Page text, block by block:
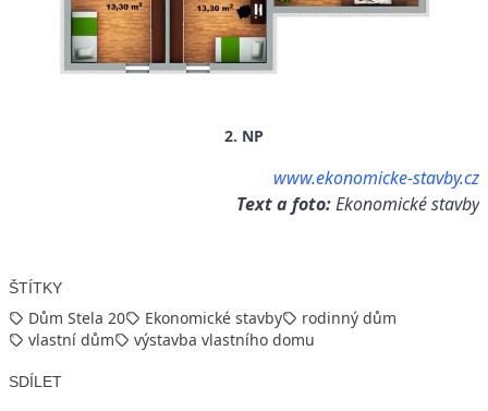
2. NP
www.ekonomicke-stavby.cz
Text a foto:Ekonomické stavby
ŠTÍTKY
Dům Stela 20 Ekonomické stavby
rodinný dům
vlastní dům
výstavba vlastního domu
SDÍLET